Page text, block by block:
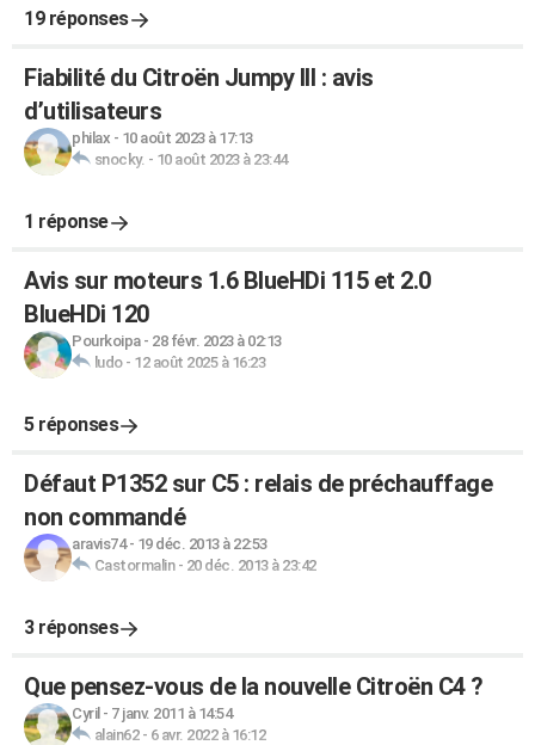
19 réponses
Fiabilité du Citroën Jumpy III : avis
d’utilisateurs
philax - 10 août 2023 à 17:13
snocky. - 10 août 2023 à 23:44
1 réponse
Avis sur moteurs 1.6 BlueHDi 115 et 2.0
BlueHDi 120
Pourkoipa- 28 févr. 2023 à 02:13
ludo- 12 août 2025 à 16:23
5 réponses
Défaut P1352 sur C5 : relais de préchauffage
non commandé
aravis74- 19 déc. 2013 à 22:53
Castormalin- 20 déc. 2013 à 23:42
3 réponses
Que pensez-vous de la nouvelle Citroën C4 ?
Cyril - 7 janv. 2011 à 14:54
alain62- 6 avr. 2022 à 16:12